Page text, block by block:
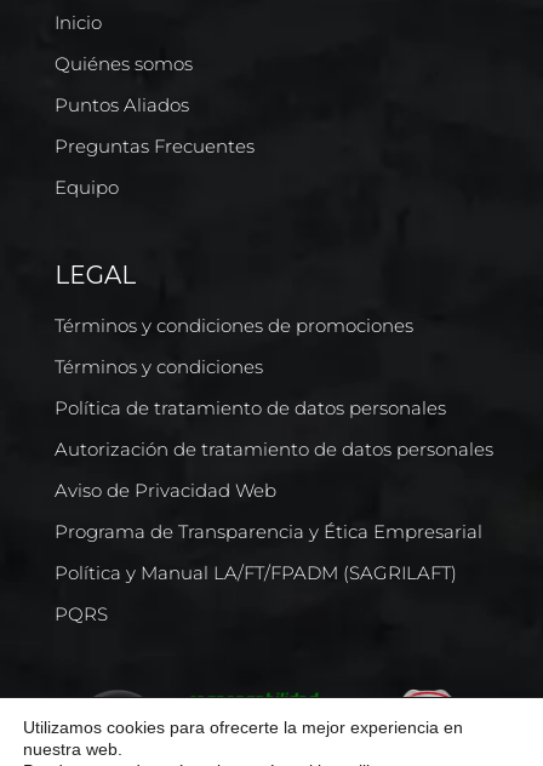
Inicio
Quiénes somos
Puntos Aliados
Preguntas Frecuentes
Equipo
LEGAL
Términos y condiciones de promociones
Términos y condiciones
Política de tratamiento de datos personales
Autorización de tratamiento de datos personales
Aviso de Privacidad Web
Programa de Transparencia y Ética Empresarial
Política y Manual LA/FT/FPADM (SAGRILAFT)
PQRS
Utilizamos cookies para ofrecerte la mejor experiencia en
nuestra web.